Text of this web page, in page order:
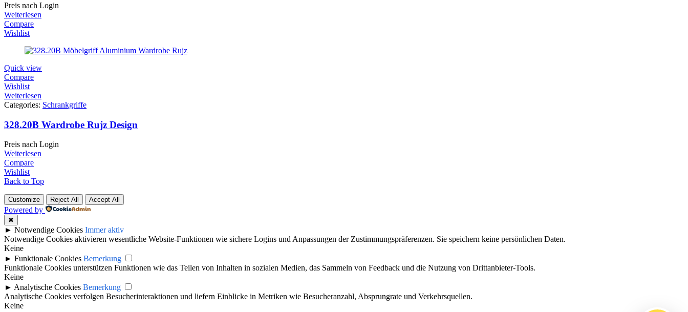
Preis nach Login
Weiterlesen
Compare
Wishlist
Quick view
Compare
Wishlist
Weiterlesen
Categories: Schrankgriffe
328.20B Wardrobe Rujz Design
Preis nach Login
Weiterlesen
Compare
Wishlist
Back to Top
Customize Reject All Accept All
Powered by
✖
► Notwendige Cookies Immer aktiv
Notwendige Cookies aktivieren wesentliche Website-Funktionen wie sichere Logins und Anpassungen der Zustimmungspräferenzen. Sie speichern keine persönlichen Daten.
Keine
► Funktionale Cookies Bemerkung
Funktionale Cookies unterstützen Funktionen wie das Teilen von Inhalten in sozialen Medien, das Sammeln von Feedback und die Nutzung von Drittanbieter-Tools.
Keine
► Analytische Cookies Bemerkung
Analytische Cookies verfolgen Besucherinteraktionen und liefern Einblicke in Metriken wie Besucheranzahl, Absprungrate und Verkehrsquellen.
Keine